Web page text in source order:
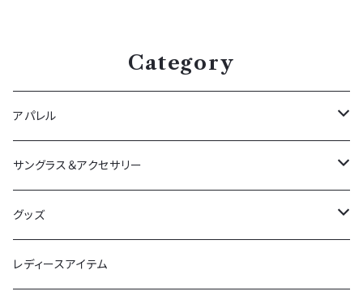
Category
アパレル
アウター
春夏
秋冬
ボトムス
春夏
トップス
サングラス＆アクセサリー
サングラス
ペンダント＆リング
グッズ
Tシャツ＆シャツ
レディースアイテム